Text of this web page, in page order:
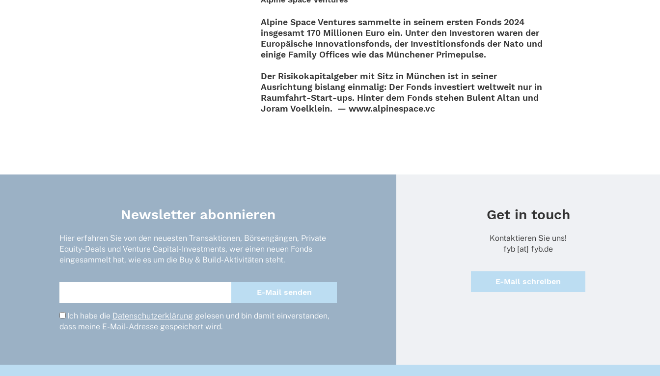
Alpine Space Ventures sammelte in seinem ersten Fonds 2024
insge­samt 170 Millio­nen Euro ein. Unter den Inves­to­ren waren der
Euro­päi­sche Inno­va­ti­ons­fonds, der Inves­ti­ti­ons­fonds der Nato und
einige Family Offices wie das Münche­ner Primepulse.
Der Risi­ko­ka­pi­tal­ge­ber mit Sitz in München ist in seiner
Ausrich­tung bislang einma­lig: Der Fonds inves­tiert welt­weit nur in
Raum­­­fahrt-Start-ups. Hinter dem Fonds stehen Bulent Altan und
Joram Voelk­lein. — www.alpinespace.vc
Newsletter abonnieren
Hier erfahren Sie von den neuesten Transaktionen, Börsengängen, Private
Equity-Deals und Venture Capital-Investments, wer einen neuen Fonds
eingesammelt hat, wie es um die Buy & Build-Aktivitäten steht.
Ich habe die Datenschutzerklärung gelesen und bin damit einverstanden,
dass meine E-Mail-Adresse gespeichert wird.
Get in touch
Kontaktieren Sie uns!
fyb [at] fyb.de
E-Mail schreiben